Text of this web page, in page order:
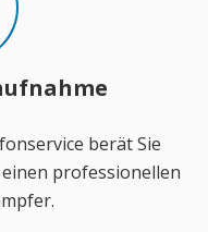
berät Sie
professionellen